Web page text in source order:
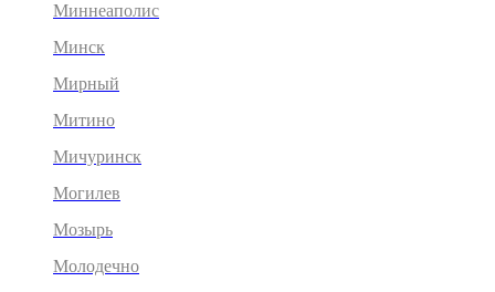
Миннеаполис
Минск
Мирный
Митино
Мичуринск
Могилев
Мозырь
Молодечно